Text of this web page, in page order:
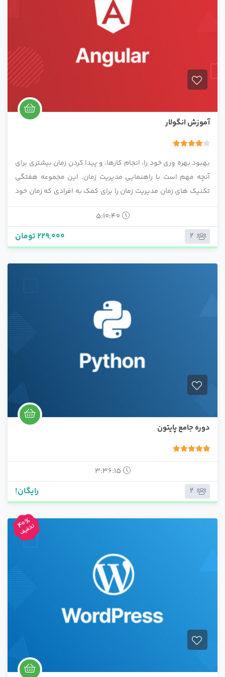
آموزش انگولار
بهبود بهره وری خود را، انجام کارها، و پیدا کردن زمان بیشتری برای
آنچه مهم است با راهنمایی مدیریت زمان. این مجموعه هفتگی
تکنیک های زمان مدیریت زمان را برای کمک به افرادی که زمان خود
را بهتر مدیریت می کنند و در نهایت سازنده تر می شوند، فراهم می
2
229,000 تومان
دوره جامع پایتون
3:36:15
2
رایگان!
40%
تخفیف